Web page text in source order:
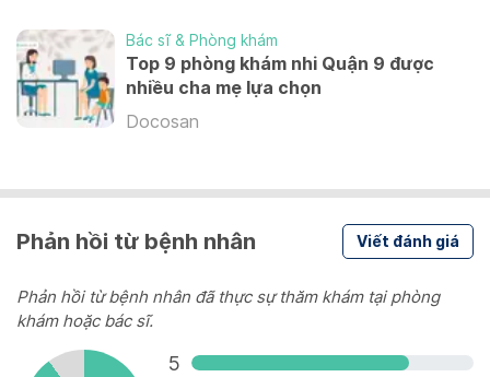
Synflorix
Các bệnh do phế cầu
1,040,000 VND
Các bệnh do phế cầu
1,290,000 VND
Xem thêm
Bác sĩ & Phòng khám
Top 9 phòng khám nhi Quận 9 được
nhiều cha mẹ lựa chọn
Docosan
Phản hồi từ bệnh nhân Viết đánh giá
Phản hồi từ bệnh nhân đã thực sự thăm khám tại phòng
khám hoặc bác sĩ.
5